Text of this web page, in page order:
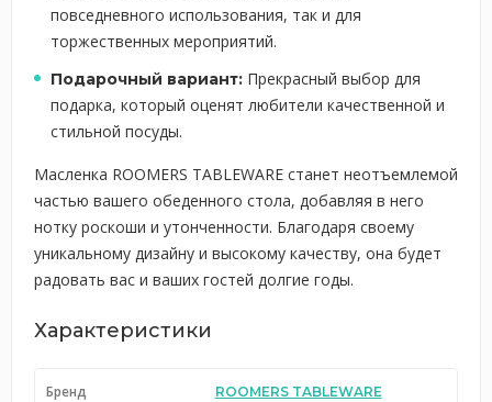
повседневного использования, так и для
торжественных мероприятий.
Подарочный вариант: Прекрасный выбор для
подарка, который оценят любители качественной и
стильной посуды.
Масленка ROOMERS TABLEWARE станет неотъемлемой
частью вашего обеденного стола, добавляя в него
нотку роскоши и утонченности. Благодаря своему
уникальному дизайну и высокому качеству, она будет
радовать вас и ваших гостей долгие годы.
Характеристики
Бренд ROOMERS TABLEWARE